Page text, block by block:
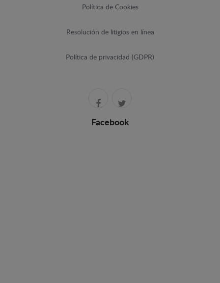
Política de Cookies
Resolución de litigios en línea
Política de privacidad (GDPR)
Facebook